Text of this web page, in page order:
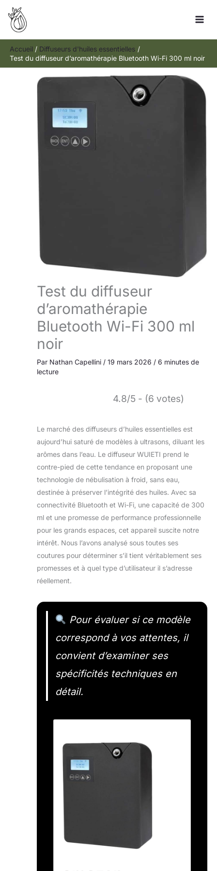
Aller
contenu
Accueil
Diffuseurs d'huiles essentielles
Test du diffuseur d’aromathérapie Bluetooth Wi-Fi 300 ml noir
Test du diffuseur
d’aromathérapie
Bluetooth Wi-Fi 300 ml
noir
Par Nathan Capellini / 19 mars 2026 / 6 minutes de
lecture
4.8/5 - (6 votes)
Le marché des diffuseurs d’huiles essentielles est
aujourd’hui saturé de modèles à ultrasons, diluant les
arômes dans l’eau. Le diffuseur WUIETI prend le
contre-pied de cette tendance en proposant une
technologie de nébulisation à froid, sans eau,
destinée à préserver l’intégrité des huiles. Avec sa
connectivité Bluetooth et Wi-Fi, une capacité de 300
ml et une promesse de performance professionnelle
pour les grands espaces, cet appareil suscite notre
intérêt. Nous l’avons analysé sous toutes ses
coutures pour déterminer s’il tient véritablement ses
promesses et à quel type d’utilisateur il s’adresse
réellement.
Pour évaluer si ce modèle
correspond à vos attentes, il
convient d’examiner ses
spécificités techniques en
détail.
Rechercher